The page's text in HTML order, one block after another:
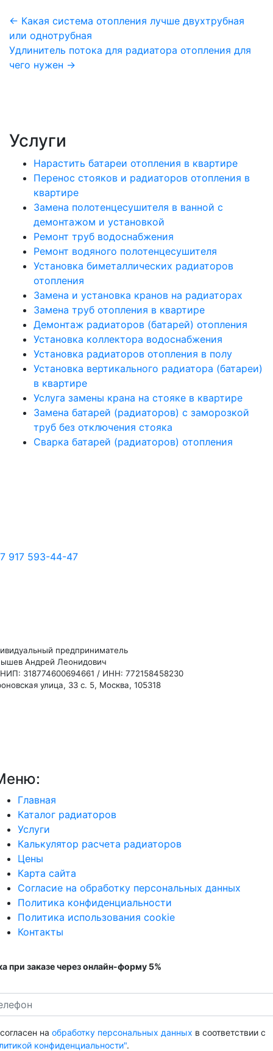
Навигация
по
записям
← Какая система отопления лучше двухтрубная
или однотрубная
Удлинитель потока для радиатора отопления для
чего нужен →
Услуги
Нарастить батареи отопления в квартире
Перенос стояков и радиаторов отопления в
квартире
Замена полотенцесушителя в ванной с
демонтажом и установкой
Ремонт труб водоснабжения
Ремонт водяного полотенцесушителя
Установка биметаллических радиаторов
отопления
Замена и установка кранов на радиаторах
Замена труб отопления в квартире
Демонтаж радиаторов (батарей) отопления
Установка коллектора водоснабжения
Установка радиаторов отопления в полу
Установка вертикального радиатора (батареи)
в квартире
Услуга замены крана на стояке в квартире
Замена батарей (радиаторов) с заморозкой
труб без отключения стояка
Сварка батарей (радиаторов) отопления
917 593-44-47
предприниматель
Андрей Леонидович
318774600694661 / ИНН: 772158458230
улица, 33 с. 5, Москва, 105318
Главная
Каталог радиаторов
Услуги
Калькулятор расчета радиаторов
Цены
Карта сайта
Согласие на обработку персональных данных
Политика конфиденциальности
Политика использования cookie
Контакты
при заказе через онлайн-форму 5%
на обработку персональных данных в соответствии с
конфиденциальности".